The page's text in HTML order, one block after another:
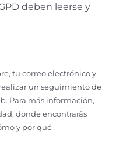
deben leerse y
tu correo electrónico y
un seguimiento de
Para más información,
, donde encontrarás
y por qué